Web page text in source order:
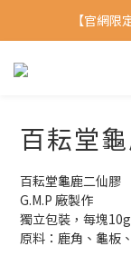
【官網
百耘堂
百耘堂龜鹿二仙膠
G.M.P 廠製作
獨立包裝，每塊10g
原料：鹿角、龜板